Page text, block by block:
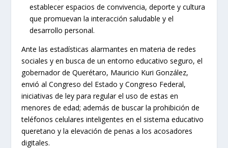
establecer espacios de convivencia, deporte y cultura
que promuevan la interacción saludable y el
desarrollo personal.
Ante las estadísticas alarmantes en materia de redes
sociales y en busca de un entorno educativo seguro, el
gobernador de Querétaro, Mauricio Kuri González,
envió al Congreso del Estado y Congreso Federal,
iniciativas de ley para regular el uso de estas en
menores de edad; además de buscar la prohibición de
teléfonos celulares inteligentes en el sistema educativo
queretano y la elevación de penas a los acosadores
digitales.